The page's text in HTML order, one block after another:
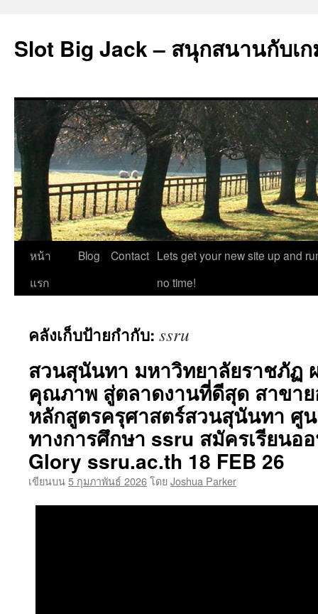
Slot Big Jack – สนุกสนานกับเ
ข้าม
ไป
เนื้อหา
หน้า
แรก
Blog Contact Lets get your new site up and
no time!
คลังเก็บป้ายกำกับ: ssru
สวนสุนันทา มหาวิทยาลัยราชภัฏ
คุณภาพ สู่ตลาดงานที่ดีสุด สาขา
หลักสูตรครุศาสตร์สวนสุนันทา ศู
ทางการศึกษา ssru สมัครเรียนอ
Glory ssru.ac.th 18 FEB 26
เขียนบน5 กุมภาพันธ์ 2026โดยJoshua Parker